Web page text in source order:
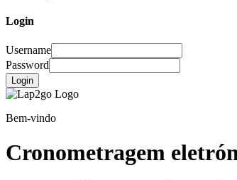
Login
Username
Password
Login
Bem-vindo
Cronometragem